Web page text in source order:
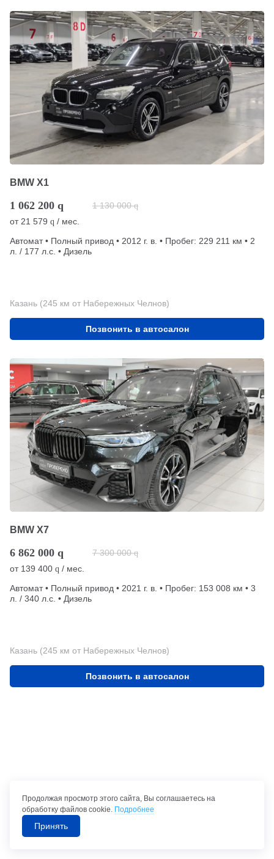
BMW X1
1 062 200 q 1 130 000 q
от21 579 q / мес.
Автомат • Полный привод • 2012 г. в. • Пробег: 229 211 км • 2
л. / 177 л.с. • Дизель
Казань (245 км от Набережных Челнов)
Позвонить в автосалон
BMW X7
6 862 000 q 7 300 000 q
от 139 400 q / мес.
Автомат • Полный привод • 2021 г. в. • Пробег: 153 008 км • 3
л. / 340 л.с. • Дизель
Казань (245 км от Набережных Челнов)
Позвонить в автосалон
Продолжая просмотр этого сайта, Вы соглашаетесь на
обработку файлов cookie. Подробнее
Принять